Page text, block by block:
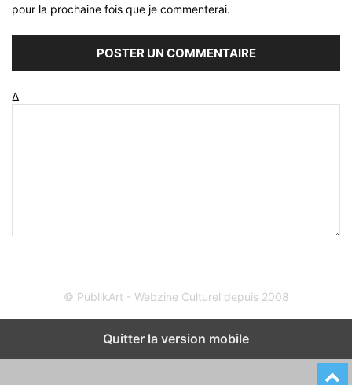
pour la prochaine fois que je commenterai.
Δ
© PublikArt - Webzine Culturel depuis 2008
Quitter la version mobile